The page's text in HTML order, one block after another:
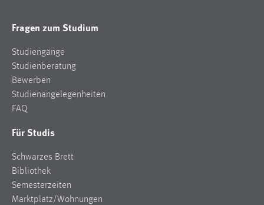
Fragen zum Studium
Studiengänge
Studienberatung
Bewerben
Studienangelegenheiten
FAQ
Für Studis
Schwarzes Brett
Bibliothek
Semesterzeiten
Marktplatz/Wohnungen